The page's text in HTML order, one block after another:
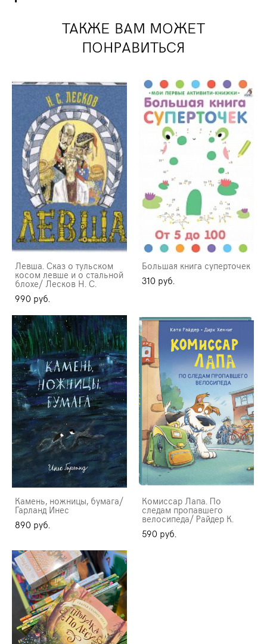
ТАКЖЕ ВАМ МОЖЕТ
ПОНРАВИТЬСЯ
Левша. Сказ о тульском
косом левше и о стальной
блохе/ Лесков Н. С.
990 pуб.
Большая книга суперточек
310 pуб.
Камень, ножницы, бумага/
Гарланд Инес
890 pуб.
Комиссар Лапа. По
следам пропавшего
велосипеда/ Райдер К.
590 pуб.